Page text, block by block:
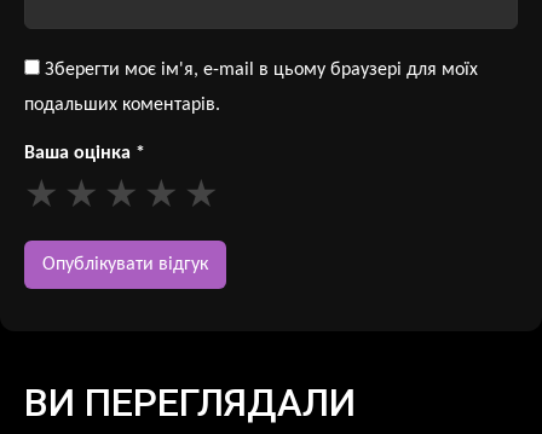
Зберегти моє ім'я, e-mail в цьому браузері для моїх
подальших коментарів.
Ваша оцінка *
ВИ ПЕРЕГЛЯДАЛИ